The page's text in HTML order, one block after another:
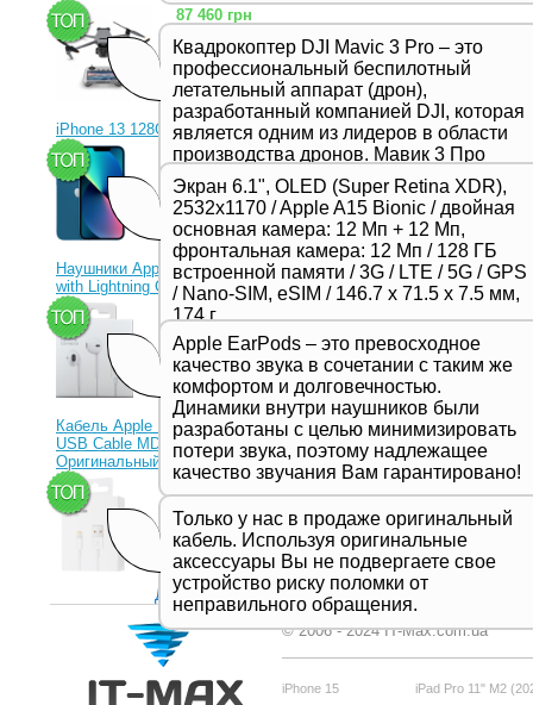
Квадрокоптер DJI Mavic 3 Pro – это
профессиональный беспилотный
летательный аппарат (дрон),
разработанный компанией DJI, которая
является одним из лидеров в области
производства дронов. Мавик 3 Про
представляет собой новейшую модель
в серии Mavic и отличается высоким
качеством съемки, продвинутыми
функциями и улучшенной
производительностью,
предназначенной для
профессиональных фотографов и
видеооператоров.
87 460 грн
iPhone 13 128Gb Blue
Экран 6.1", OLED (Super Retina XDR),
2532x1170 / Apple A15 Bionic / двойная
основная камера: 12 Мп + 12 Мп,
фронтальная камера: 12 Мп / 128 ГБ
встроенной памяти / 3G / LTE / 5G / GPS
/ Nano-SIM, eSIM / 146.7 х 71.5 х 7.5 мм,
174 г
23 330 грн
Наушники Apple EarPods
with Lightning Connector
Apple EarPods – это превосходное
качество звука в сочетании с таким же
комфортом и долговечностью.
Динамики внутри наушников были
разработаны с целью минимизировать
потери звука, поэтому надлежащее
качество звучания Вам гарантировано!
1 350 грн
Кабель Apple Lightning to
USB Cable MD818ZM
Оригинальный!
Только у нас в продаже оригинальный
кабель. Используя оригинальные
аксессуары Вы не подвергаете свое
устройство риску поломки от
неправильного обращения.
Дивитись все
© 2006 - 2024 IT-Max.com.ua
iPhone 15
iPad Pro 11" M2